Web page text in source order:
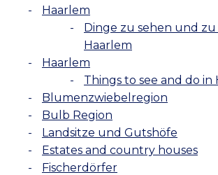
Haarlem
Dinge zu sehen und
Haarlem
Haarlem
Things to see and do in
Blumenzwiebelregion
Bulb Region
Landsitze und Gutshöfe
Estates and country houses
Fischerdörfer